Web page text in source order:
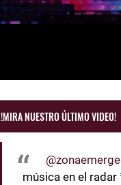
!MIRA NUESTRO ÚLTIMO VIDEO!
música en el radar